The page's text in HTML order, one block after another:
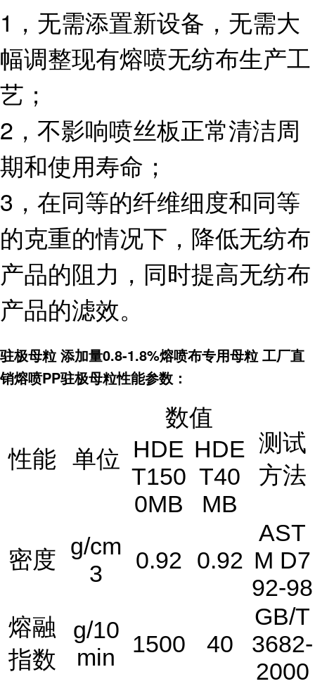
1，无需添置新设备，无需大
幅调整现有熔喷无纺布生产工
艺；
2，不影响喷丝板正常清洁周
期和使用寿命；
3，在同等的纤维细度和同等
的克重的情况下，降低无纺布
产品的阻力，同时提高无纺布
产品的滤效。
驻极母粒 添加量0.8-1.8%熔喷布专用母粒 工厂直
销熔喷PP驻极母粒性能参数：
性能 单位
数值
测试
方法
HDE
T150
0MB
HDE
T40
MB
密度 g/cm
3
0.92 0.92
AST
M D7
92-98
熔融
指数
g/10
min
1500 40
GB/T
3682-
2000